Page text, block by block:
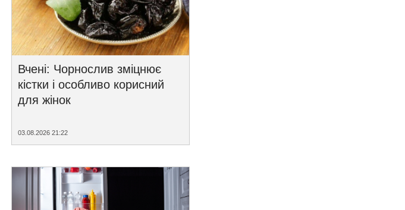
Вчені: Чорнослив зміцнює
кістки і особливо корисний
для жінок
03.08.2026 21:22